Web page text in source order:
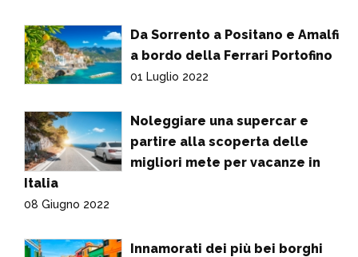
Da Sorrento a Positano e Amalfi
a bordo della Ferrari Portofino
01 Luglio 2022
Noleggiare una supercar e
partire alla scoperta delle
migliori mete per vacanze in
Italia
08 Giugno 2022
Innamorati dei più bei borghi